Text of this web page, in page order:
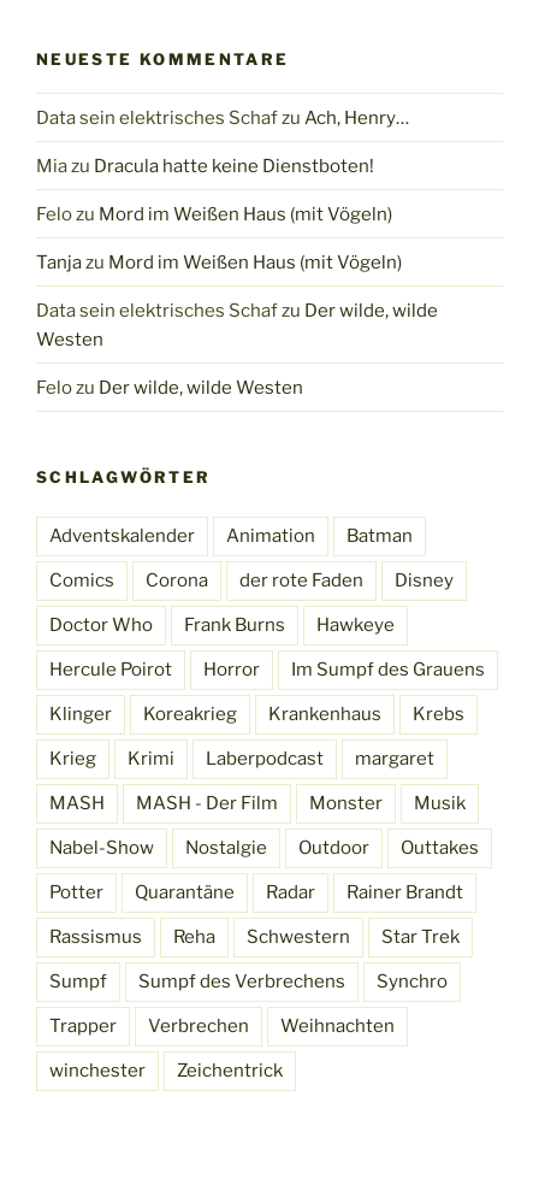
NEUESTE KOMMENTARE
Data sein elektrisches Schafzu Ach, Henry…
Miazu Dracula hatte keine Dienstboten!
Felozu Mord im Weißen Haus (mit Vögeln)
Tanjazu Mord im Weißen Haus (mit Vögeln)
Data sein elektrisches Schafzu Der wilde, wilde
Westen
Felozu Der wilde, wilde Westen
SCHLAGWÖRTER
Adventskalender Animation Batman
Comics Corona der rote Faden Disney
Doctor Who Frank Burns Hawkeye
Hercule Poirot Horror Im Sumpf des Grauens
Klinger Koreakrieg Krankenhaus Krebs
Krieg Krimi Laberpodcast margaret
MASH MASH - Der Film Monster Musik
Nabel-Show Nostalgie Outdoor Outtakes
Potter Quarantäne Radar Rainer Brandt
Rassismus Reha Schwestern Star Trek
Sumpf Sumpf des Verbrechens Synchro
Trapper Verbrechen Weihnachten
winchester Zeichentrick